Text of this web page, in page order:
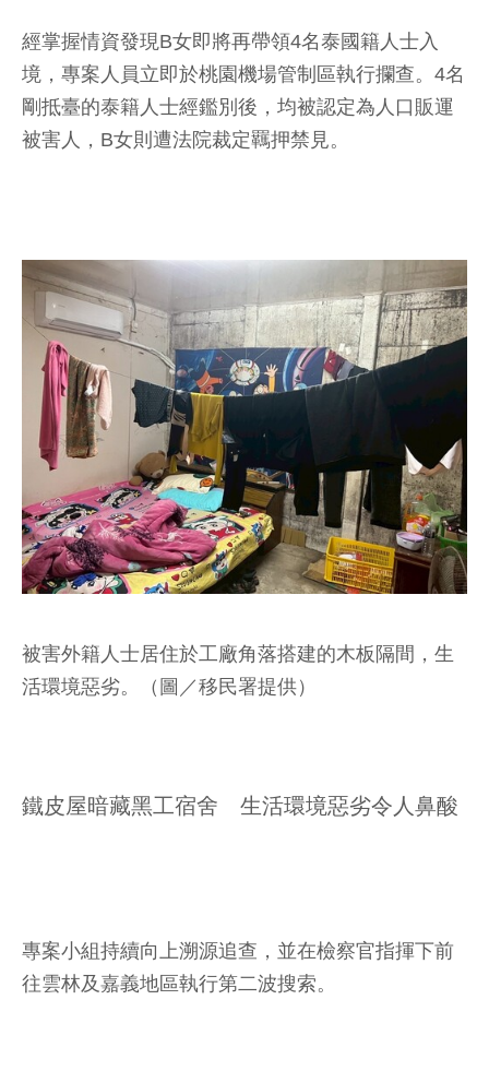
經掌握情資發現B女即將再帶領4名泰國籍人士入
境，專案人員立即於桃園機場管制區執行攔查。4名
剛抵臺的泰籍人士經鑑別後，均被認定為人口販運
被害人，B女則遭法院裁定羈押禁見。
被害外籍人士居住於工廠角落搭建的木板隔間，生
活環境惡劣。（圖／移民署提供）
鐵皮屋暗藏黑工宿舍 生活環境惡劣令人鼻酸
專案小組持續向上溯源追查，並在檢察官指揮下前
往雲林及嘉義地區執行第二波搜索。